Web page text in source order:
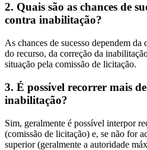
2. Quais são as chances de
contra inabilitação?
As chances de sucesso dependem
do recurso, da correção da
situação pela comissão de licitação.
3. É possível recorrer mais
inabilitação?
Sim, geralmente é possível interpor
(comissão de licitação) e, se não for
superior (geralmente a autoridade